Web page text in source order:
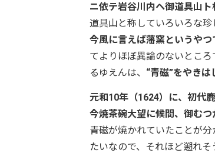
ニ依テ岩谷川内ヘ御道具山ト
道具山と称していろいろな珍
今風に言えば藩窯というや
てよりほぼ異論のないとこ
るゆえんは、 “青磁”をやきは
元和10年（1624）に、初代
今焼茶碗大望に候間、御むつ
青磁が焼かれていたことが
たいなので、それほど遡れ